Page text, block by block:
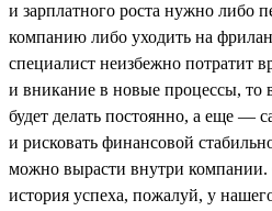
и зарплатного роста нужно либо
компанию либо уходить на
специалист неизбежно потратит
и вникание в новые процессы,
будет делать постоянно, а еще —
и рисковать финансовой
можно вырасти внутри
история успеха, пожалуй, у